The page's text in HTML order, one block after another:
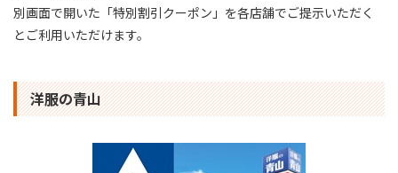
別画面で開いた「特別割引クーポン」を各店舗でご提示いただく
とご利用いただけます。
洋服の青山